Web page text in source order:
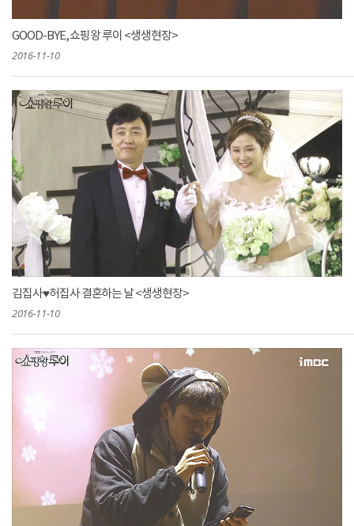
GOOD-BYE, 쇼핑왕 루이 <생생현장>
2016-11-10
김집사♥허집사 결혼하는 날 <생생현장>
2016-11-10